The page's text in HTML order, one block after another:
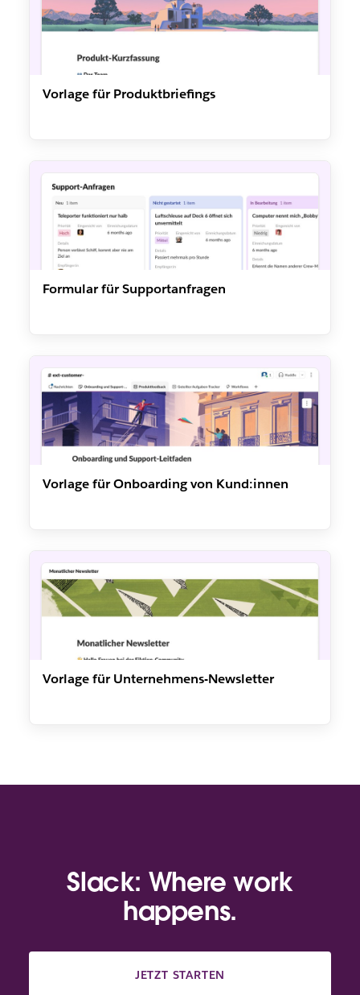
Vorlage für Produktbriefings
Formular für Supportanfragen
Vorlage für Onboarding von Kund:innen
Vorlage für Unternehmens-Newsletter
Slack: Where work
happens.
JETZT STARTEN